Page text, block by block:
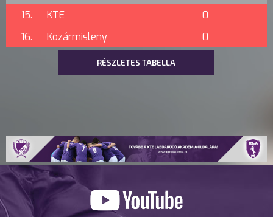
15.
KTE
0
16.
Kozármisleny 0
RÉSZLETES TABELLA